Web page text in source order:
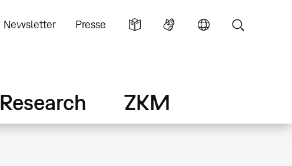
Newsletter Presse
Research ZKM